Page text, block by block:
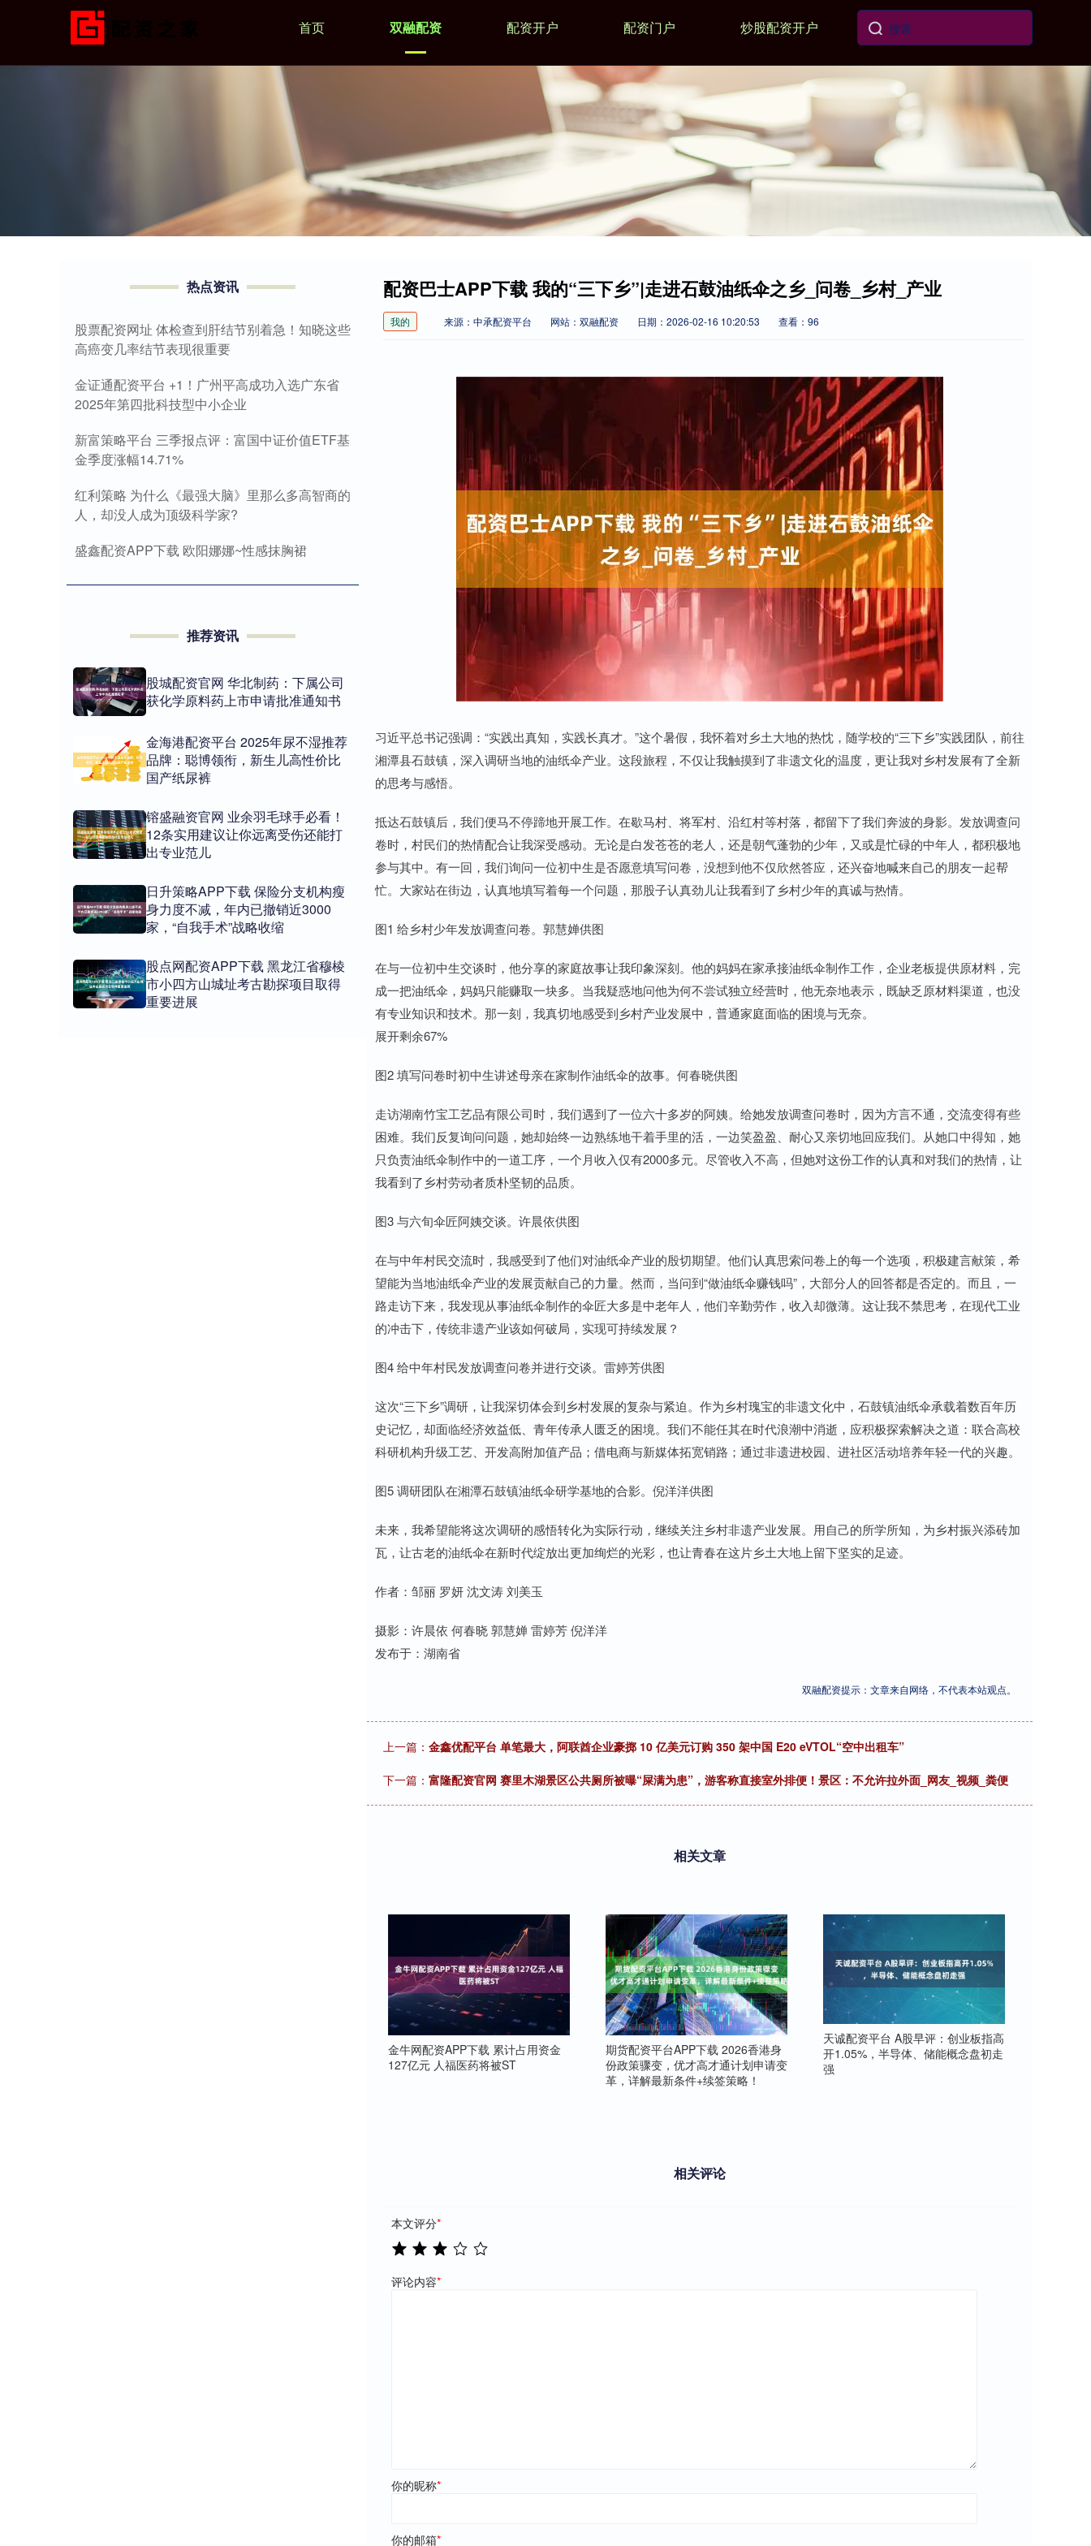
首页 双融配资 配资开户 配资门户 炒股配资开户
配资巴士APP下载 我的“三下乡”|走进石鼓油纸伞之乡_问卷_乡村_产业
我的 来源：中承配资平台 网站：双融配资 日期：2026-02-16 10:20:53 查看：96
习近平总书记强调：“实践出真知，实践长真才。”这个暑假，我怀着对乡土大地的热忱，随学校的“三下乡”实践团队，前往
湘潭县石鼓镇，深入调研当地的油纸伞产业。这段旅程，不仅让我触摸到了非遗文化的温度，更让我对乡村发展有了全新
的思考与感悟。
抵达石鼓镇后，我们便马不停蹄地开展工作。在歇马村、将军村、沿红村等村落，都留下了我们奔波的身影。发放调查问
卷时，村民们的热情配合让我深受感动。无论是白发苍苍的老人，还是朝气蓬勃的少年，又或是忙碌的中年人，都积极地
参与其中。有一回，我们询问一位初中生是否愿意填写问卷，没想到他不仅欣然答应，还兴奋地喊来自己的朋友一起帮
忙。大家站在街边，认真地填写着每一个问题，那股子认真劲儿让我看到了乡村少年的真诚与热情。
图1 给乡村少年发放调查问卷。郭慧婵供图
在与一位初中生交谈时，他分享的家庭故事让我印象深刻。他的妈妈在家承接油纸伞制作工作，企业老板提供原材料，完
成一把油纸伞，妈妈只能赚取一块多。当我疑惑地问他为何不尝试独立经营时，他无奈地表示，既缺乏原材料渠道，也没
有专业知识和技术。那一刻，我真切地感受到乡村产业发展中，普通家庭面临的困境与无奈。
展开剩余67%
图2 填写问卷时初中生讲述母亲在家制作油纸伞的故事。何春晓供图
走访湖南竹宝工艺品有限公司时，我们遇到了一位六十多岁的阿姨。给她发放调查问卷时，因为方言不通，交流变得有些
困难。我们反复询问问题，她却始终一边熟练地干着手里的活，一边笑盈盈、耐心又亲切地回应我们。从她口中得知，她
只负责油纸伞制作中的一道工序，一个月收入仅有2000多元。尽管收入不高，但她对这份工作的认真和对我们的热情，让
我看到了乡村劳动者质朴坚韧的品质。
图3 与六旬伞匠阿姨交谈。许晨依供图
在与中年村民交流时，我感受到了他们对油纸伞产业的殷切期望。他们认真思索问卷上的每一个选项，积极建言献策，希
望能为当地油纸伞产业的发展贡献自己的力量。然而，当问到“做油纸伞赚钱吗”，大部分人的回答都是否定的。而且，一
路走访下来，我发现从事油纸伞制作的伞匠大多是中老年人，他们辛勤劳作，收入却微薄。这让我不禁思考，在现代工业
的冲击下，传统非遗产业该如何破局，实现可持续发展？
图4 给中年村民发放调查问卷并进行交谈。雷婷芳供图
这次“三下乡”调研，让我深切体会到乡村发展的复杂与紧迫。作为乡村瑰宝的非遗文化中，石鼓镇油纸伞承载着数百年历
史记忆，却面临经济效益低、青年传承人匮乏的困境。我们不能任其在时代浪潮中消逝，应积极探索解决之道：联合高校
科研机构升级工艺、开发高附加值产品；借电商与新媒体拓宽销路；通过非遗进校园、进社区活动培养年轻一代的兴趣。
图5 调研团队在湘潭石鼓镇油纸伞研学基地的合影。倪洋洋供图
未来，我希望能将这次调研的感悟转化为实际行动，继续关注乡村非遗产业发展。用自己的所学所知，为乡村振兴添砖加
瓦，让古老的油纸伞在新时代绽放出更加绚烂的光彩，也让青春在这片乡土大地上留下坚实的足迹。
作者：邹丽 罗妍 沈文涛 刘美玉
摄影：许晨依 何春晓 郭慧婵 雷婷芳 倪洋洋
发布于：湖南省
双融配资提示：文章来自网络，不代表本站观点。
上一篇： 金鑫优配平台 单笔最大，阿联酋企业豪掷 10 亿美元订购 350 架中国 E20 eVTOL“空中出租车”
下一篇： 富隆配资官网 赛里木湖景区公共厕所被曝“屎满为患”，游客称直接室外排便！景区：不允许拉外面_网友_视频_粪便
相关文章
金牛网配资APP下载 累计占用资金
127亿元 人福医药将被ST
期货配资平台APP下载 2026香港身
份政策骤变，优才高才通计划申请变
革，详解最新条件+续签策略！
天诚配资平台 A股早评：创业板指高
开1.05%，半导体、储能概念盘初走
强
相关评论
本文评分*
评论内容*
你的昵称*
你的邮箱*
热点资讯
股票配资网址 体检查到肝结节别着急！知晓这些
高癌变几率结节表现很重要
金证通配资平台 +1！广州平高成功入选广东省
2025年第四批科技型中小企业
新富策略平台 三季报点评：富国中证价值ETF基
金季度涨幅14.71%
红利策略 为什么《最强大脑》里那么多高智商的
人，却没人成为顶级科学家?
盛鑫配资APP下载 欧阳娜娜~性感抹胸裙
推荐资讯
股城配资官网 华北制药：下属公司
获化学原料药上市申请批准通知书
金海港配资平台 2025年尿不湿推荐
品牌：聪博领衔，新生儿高性价比
国产纸尿裤
镕盛融资官网 业余羽毛球手必看！
12条实用建议让你远离受伤还能打
出专业范儿
日升策略APP下载 保险分支机构瘦
身力度不减，年内已撤销近3000
家，“自我手术”战略收缩
股点网配资APP下载 黑龙江省穆棱
市小四方山城址考古勘探项目取得
重要进展